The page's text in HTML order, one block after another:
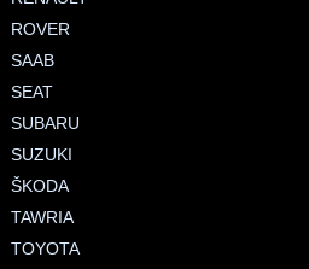
ROVER
SAAB
SEAT
SUBARU
SUZUKI
ŠKODA
TAWRIA
TOYOTA